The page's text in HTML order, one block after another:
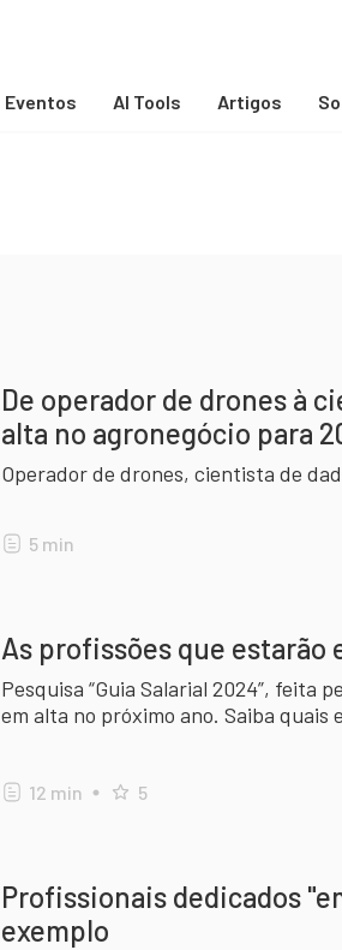
Eventos AI Tools Artigos
De operador de drones à
alta no agronegócio para
Operador de drones, cientista de
5 min
As profissões que estarão
Pesquisa “Guia Salarial 2024”, feita
em alta no próximo ano. Saiba quais
12 min 5
Profissionais dedicados
exemplo